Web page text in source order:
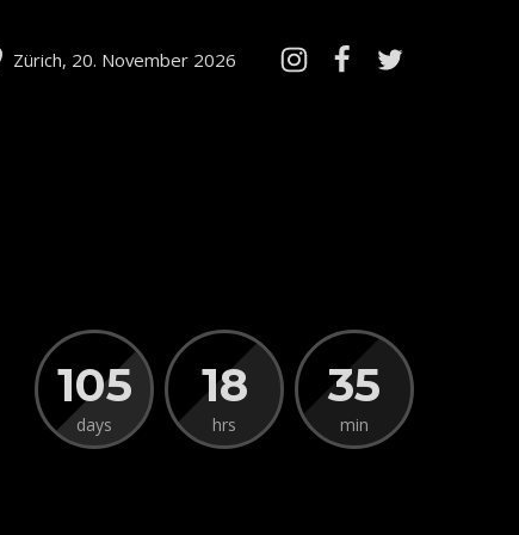
Zürich, 20. November 2026
105
days
18
hrs
35
min